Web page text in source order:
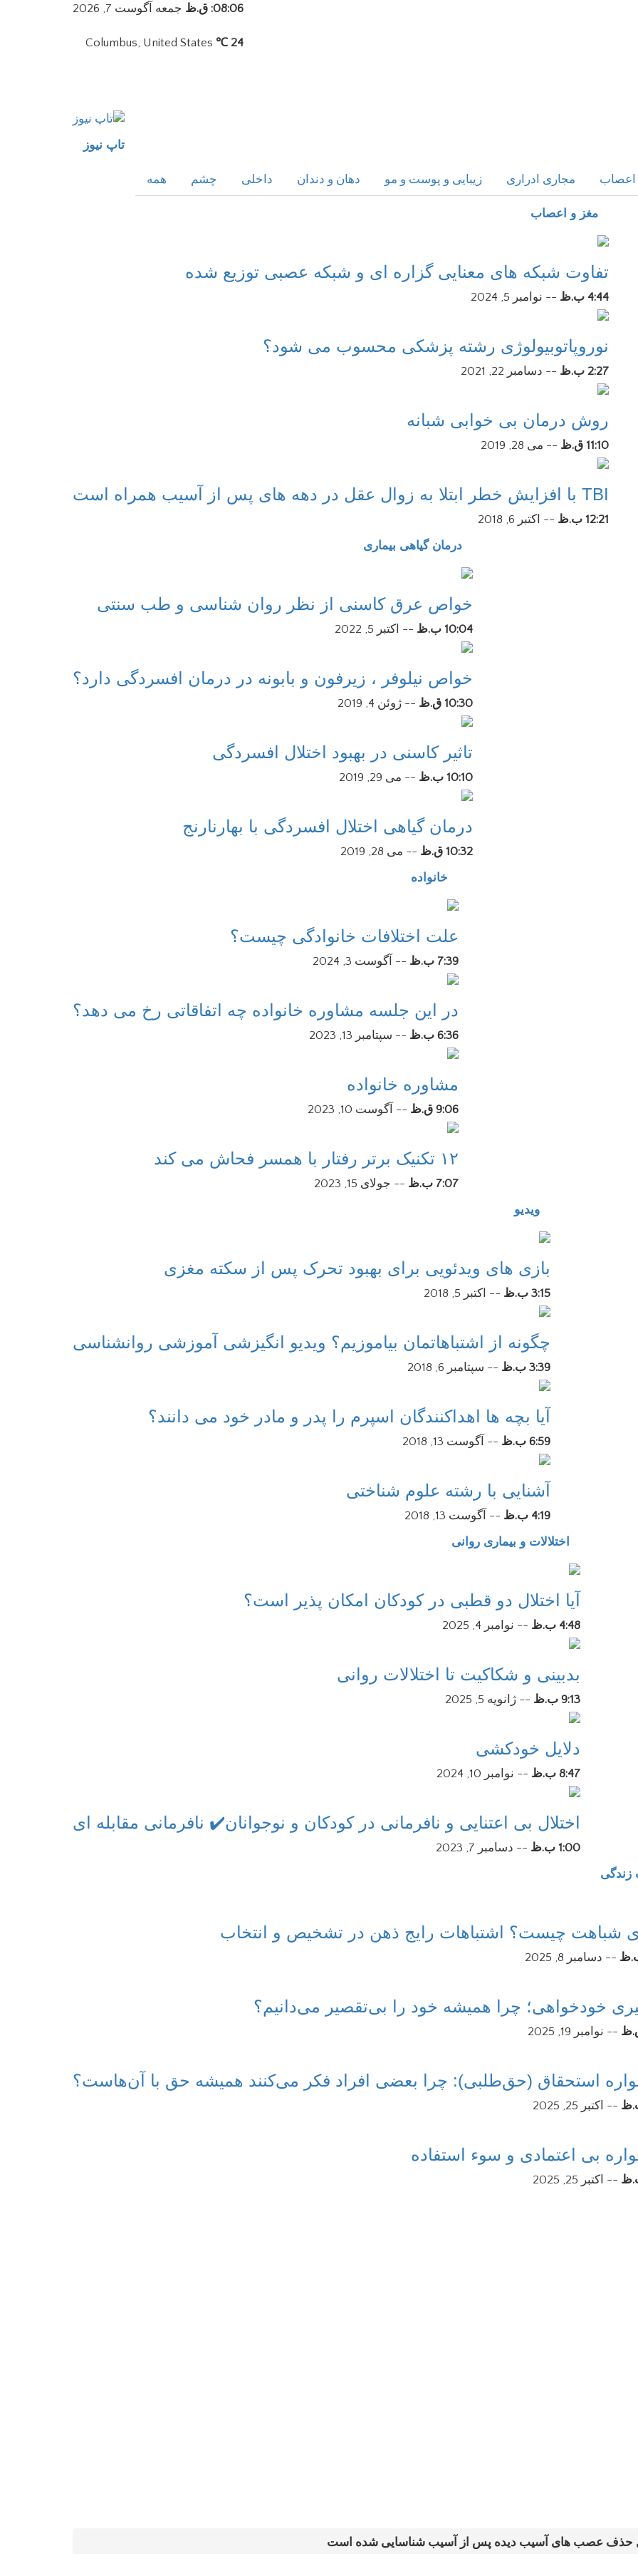
08:06: ق.ظ جمعه آگوست 7, 2026
24 ℃
تاپ نیوز
همه چشم داخلی دهان و دندان زیبایی و پوست و مو مجاری ادراری اعصاب
مغز و اعصاب
تفاوت شبکه های معنایی گزاره ای و شبکه عصبی توزیع شده
4:44 ب.ظ -- نوامبر 5, 2024
نوروپاتوبیولوژی رشته پزشکی محسوب می شود؟
2:27 ب.ظ -- دسامبر 22, 2021
روش درمان بی خوابی شبانه
11:10 ق.ظ -- می 28, 2019
TBI با افزایش خطر ابتلا به زوال عقل در دهه های پس از آسیب همراه است
12:21 ب.ظ -- اکتبر 6, 2018
درمان گیاهی بیماری
خواص عرق کاسنی از نظر روان شناسی و طب سنتی
10:04 ب.ظ -- اکتبر 5, 2022
خواص نیلوفر ، زیرفون و بابونه در درمان افسردگی دارد؟
10:30 ق.ظ -- ژوئن 4, 2019
تاثیر کاسنی در بهبود اختلال افسردگی
10:10 ب.ظ -- می 29, 2019
درمان گیاهی اختلال افسردگی با بهارنارنج
10:32 ق.ظ -- می 28, 2019
خانواده
علت اختلافات خانوادگی چیست؟
7:39 ب.ظ -- آگوست 3, 2024
در این جلسه مشاوره خانواده چه اتفاقاتی رخ می دهد؟
6:36 ب.ظ -- سپتامبر 13, 2023
مشاوره خانواده
9:06 ق.ظ -- آگوست 10, 2023
۱۲ تکنیک برتر رفتار با همسر فحاش می کند
7:07 ب.ظ -- جولای 15, 2023
ویدیو
بازی های ویدئویی برای بهبود تحرک پس از سکته مغزی
3:15 ب.ظ -- اکتبر 5, 2018
چگونه از اشتباهاتمان بیاموزیم؟ ویدیو انگیزشی آموزشی روانشناسی
3:39 ب.ظ -- سپتامبر 6, 2018
آیا بچه ها اهداکنندگان اسپرم را پدر و مادر خود می دانند؟
6:59 ب.ظ -- آگوست 13, 2018
آشنایی با رشته علوم شناختی
4:19 ب.ظ -- آگوست 13, 2018
اختلالات و بیماری روانی
آیا اختلال دو قطبی در کودکان امکان پذیر است؟
4:48 ب.ظ -- نوامبر 4, 2025
بدبینی و شکاکیت تا اختلالات روانی
9:13 ب.ظ -- ژانویه 5, 2025
دلایل خودکشی
8:47 ب.ظ -- نوامبر 10, 2024
اختلال بی اعتنایی و نافرمانی در کودکان و نوجوانان✔️ نافرمانی مقابله ای
1:00 ب.ظ -- دسامبر 7, 2023
زندگی
شباهت چیست؟ اشتباهات رایج ذهن در تشخیص و انتخاب
-- دسامبر 8, 2025
خودخواهی؛ چرا همیشه خود را بی‌تقصیر می‌دانیم؟
-- نوامبر 19, 2025
استحقاق (حق‌طلبی): چرا بعضی افراد فکر می‌کنند همیشه حق با آن‌هاست؟
-- اکتبر 25, 2025
بی اعتمادی و سوء استفاده
-- اکتبر 25, 2025
حذف عصب های آسیب دیده پس از آسیب شناسایی شده است